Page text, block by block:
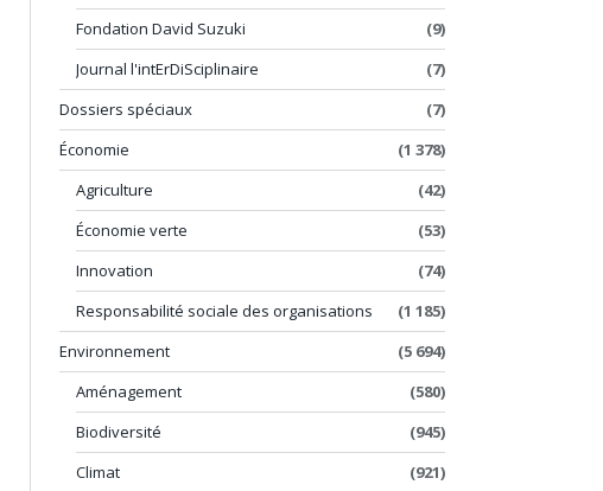
Fondation David Suzuki
(9)
Journal l'intErDiSciplinaire
(7)
Dossiers spéciaux
(7)
Économie
(1 378)
Agriculture
(42)
Économie verte
(53)
Innovation
(74)
Responsabilité sociale des organisations
(1 185)
Environnement
(5 694)
Aménagement
(580)
Biodiversité
(945)
Climat
(921)